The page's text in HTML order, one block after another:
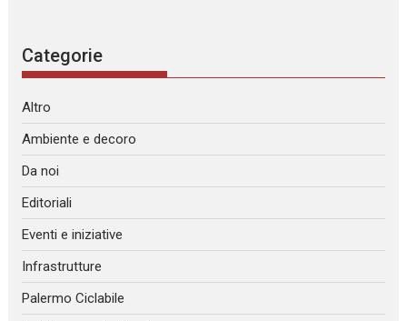
Categorie
Altro
Ambiente e decoro
Da noi
Editoriali
Eventi e iniziative
Infrastrutture
Palermo Ciclabile